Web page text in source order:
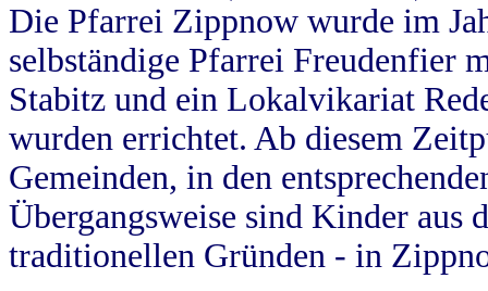
Die Pfarrei Zippnow wurde im
selbständige Pfarrei Freudenfier
Stabitz und ein Lokalvikariat
wurden errichtet. Ab diesem
Gemeinden, in den
Übergangsweise sind Kinder aus
traditionellen Gründen - in